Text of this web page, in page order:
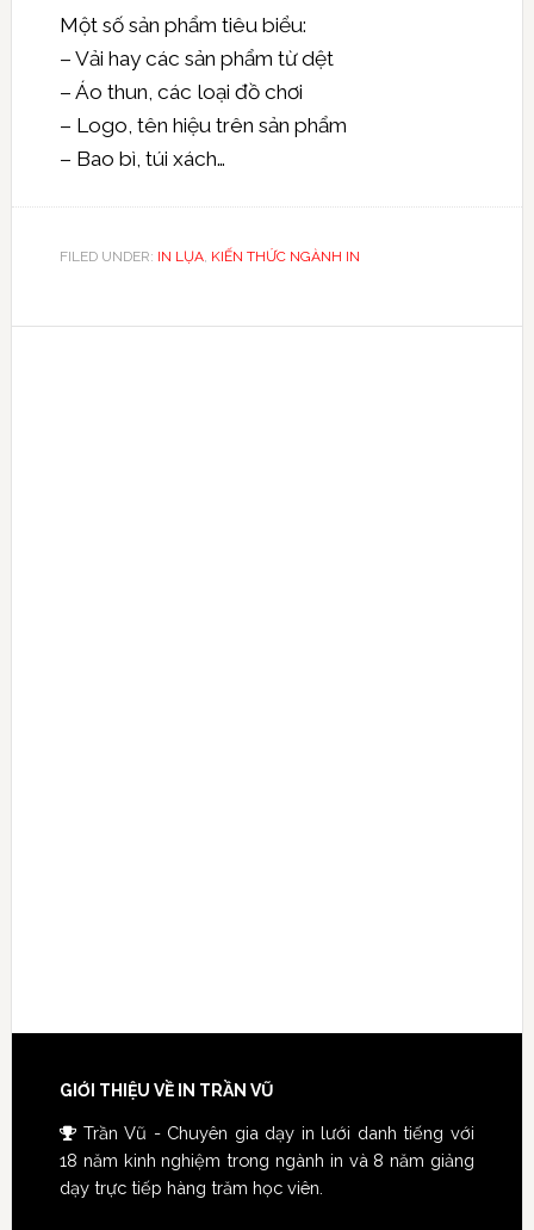
Một số sản phẩm tiêu biểu:
– Vải hay các sản phẩm từ dệt
– Áo thun, các loại đồ chơi
– Logo, tên hiệu trên sản phẩm
– Bao bì, túi xách…
FILED UNDER: IN LỤA, KIẾN THỨC NGÀNH IN
GIỚI THIỆU VỀ IN TRẦN VŨ
Trần Vũ - Chuyên gia dạy in lưới danh tiếng với
18 năm kinh nghiệm trong ngành in và 8 năm giảng
dạy trực tiếp hàng trăm học viên.